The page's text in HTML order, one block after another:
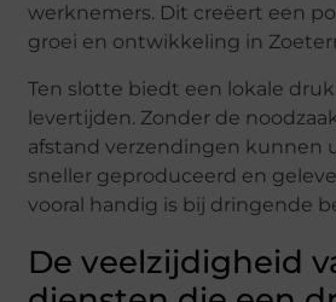
werknemers. Dit creëert een
groei en ontwikkeling in
Ten slotte biedt een lokale
levertijden. Zonder de
afstand verzendingen kunnen
sneller geproduceerd en
vooral handig is bij dringende
De veelzijdigheid